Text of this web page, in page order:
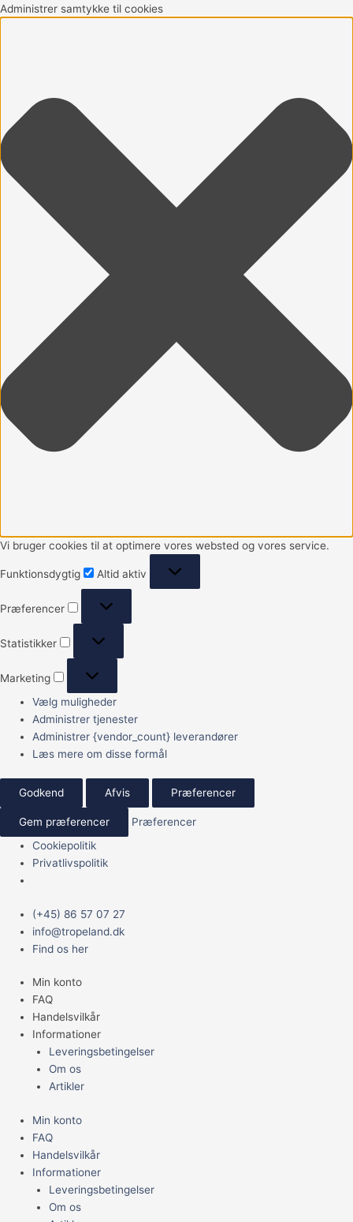
Administrer samtykke til cookies
Vi bruger cookies til at optimere vores websted og vores service.
Funktionsdygtig
Funktionsdygtig
Altid aktiv
Præferencer
Præferencer
Statistikker
Statistikker
Marketing
Marketing
Vælg muligheder
Administrer tjenester
Administrer {vendor_count} leverandører
Læs mere om disse formål
Godkend Afvis Præferencer
Gem præferencer
Præferencer
Cookiepolitik
Privatlivspolitik
Gå
(+45) 86 57 07 27
info@tropeland.dk
Find os her
Min konto
FAQ
Handelsvilkår
Informationer
Leveringsbetingelser
Om os
Artikler
Min konto
FAQ
Handelsvilkår
Informationer
Leveringsbetingelser
Om os
Main
Menu